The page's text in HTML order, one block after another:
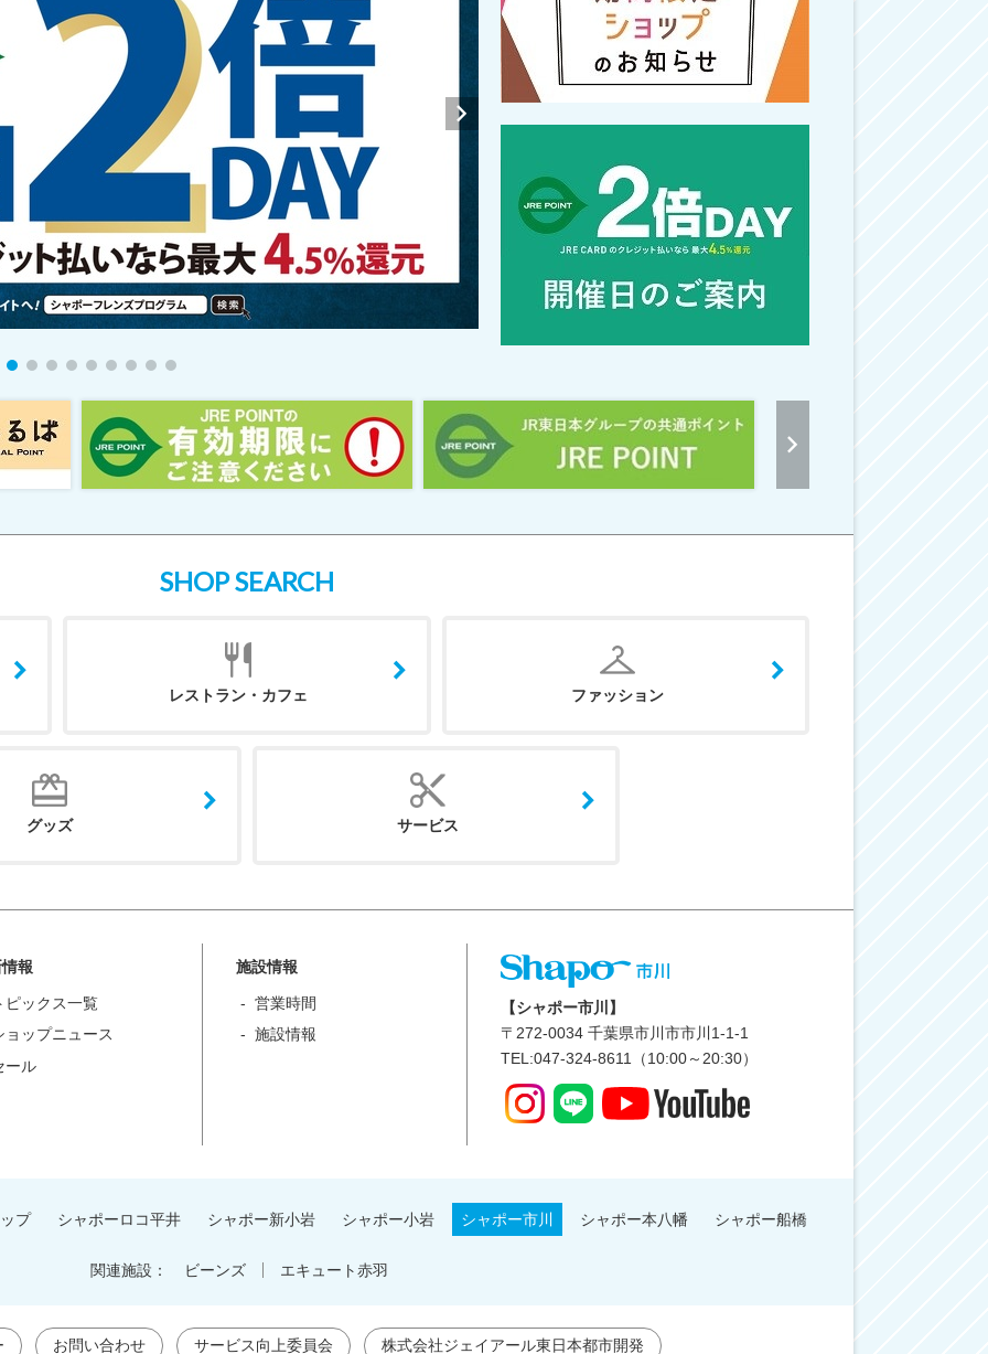
SHOP SEARCH
レストラン・カフェ ファッション
グッズ サービス
報
ピックス一覧
ョップニュース
ール
施設情報
営業時間
施設情報
【シャポー市川】
〒 272-0034 千葉県市川市市川1-1-1
TEL:047-324-8611（10:00～20:30）
プ シャポーロコ平井 シャポー新小岩 シャポー小岩 シャポー市川 シャポー本八幡 シャポー船橋
関連施設： ビーンズ エキュート赤羽
お問い合わせ サービス向上委員会 株式会社ジェイアール東日本都市開発